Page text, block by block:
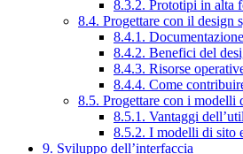
8.3.2. Prototipi in alta
8.4. Progettare con il design
8.4.1. Documentazione
8.4.2. Benefici del
8.4.3. Risorse
8.4.4. Come
8.5. Progettare con i modelli
8.5.1. Vantaggi
8.5.2. I modelli di sito
9. Sviluppo dell’interfaccia